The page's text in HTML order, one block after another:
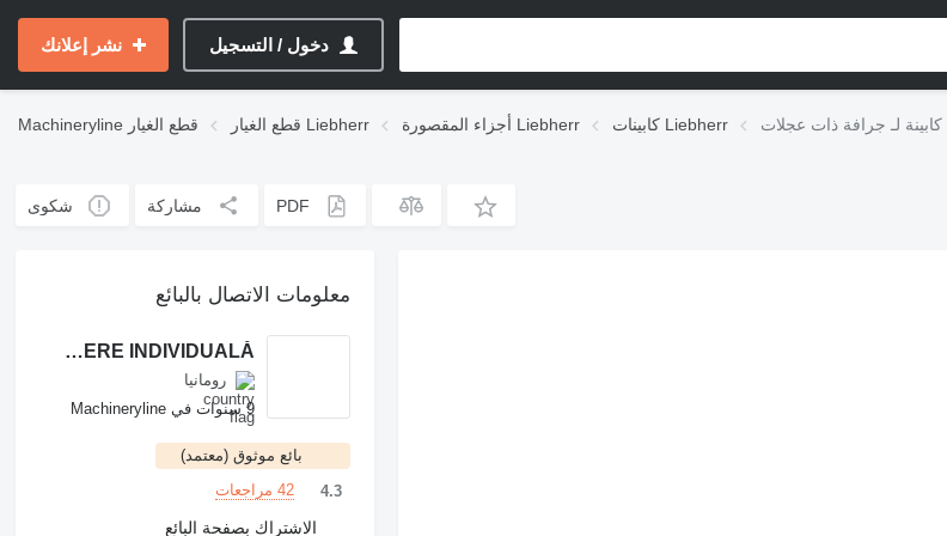
دخول / التسجيل نشر إعلانك
Machineryline قطع الغيار قطع الغيار Liebherr أجزاء المقصورة Liebherr كابينات Liebherr
PDF مشاركة شكوى
معلومات الاتصال بالبائع
SZENTMIKLOSI ADALBERT ÎNTREPRINDERE INDIVIDUALĂ
رومانيا
9 سنوات في Machineryline
بائع موثوق (معتمد)
4.3
42 مراجعات
الاشتراك بصفحة البائع